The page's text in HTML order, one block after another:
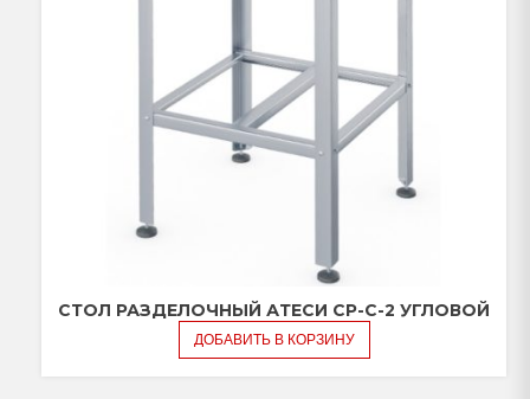
СТОЛ РАЗДЕЛОЧНЫЙ АТЕСИ СР-С-2 УГЛОВОЙ
ДОБАВИТЬ В КОРЗИНУ